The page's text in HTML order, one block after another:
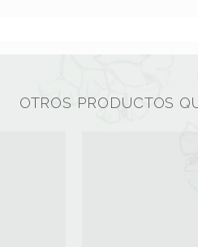
OTROS PRODUCTOS